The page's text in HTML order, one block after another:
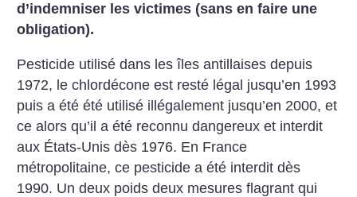
d’indemniser les victimes (sans en faire une
obligation).
Pesticide utilisé dans les îles antillaises depuis
1972, le chlordécone est resté légal jusqu’en 1993
puis a été été utilisé illégalement jusqu’en 2000, et
ce alors qu’il a été reconnu dangereux et interdit
aux États-Unis dès 1976. En France
métropolitaine, ce pesticide a été interdit dès
1990. Un deux poids deux mesures flagrant qui